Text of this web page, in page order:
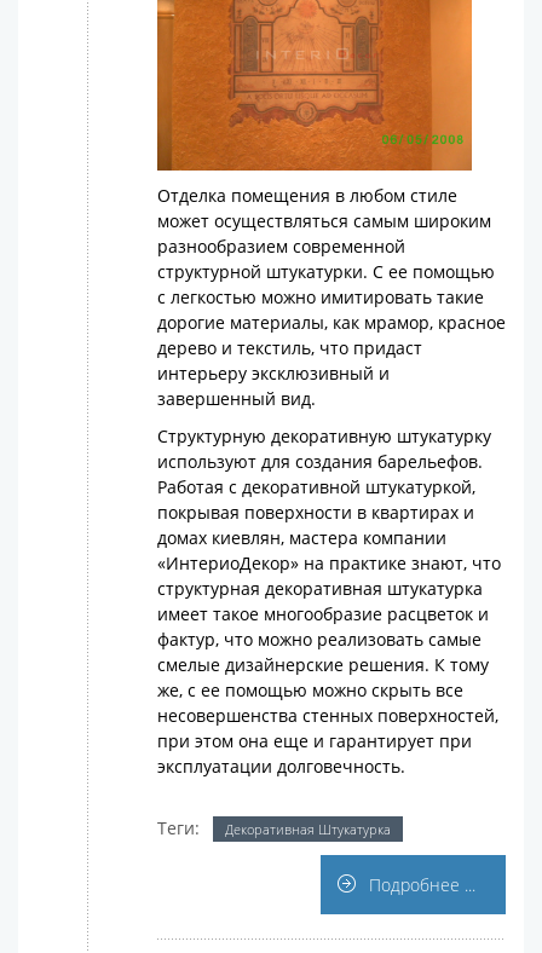
Отделка помещения в любом стиле
может осуществляться самым широким
разнообразием современной
структурной штукатурки. С ее помощью
с легкостью можно имитировать такие
дорогие материалы, как мрамор, красное
дерево и текстиль, что придаст
интерьеру эксклюзивный и
завершенный вид.
Структурную декоративную штукатурку
используют для создания барельефов.
Работая с декоративной штукатуркой,
покрывая поверхности в квартирах и
домах киевлян, мастера компании
«ИнтериоДекор» на практике знают, что
структурная декоративная штукатурка
имеет такое многообразие расцветок и
фактур, что можно реализовать самые
смелые дизайнерские решения. К тому
же, с ее помощью можно скрыть все
несовершенства стенных поверхностей,
при этом она еще и гарантирует при
эксплуатации долговечность.
Теги: Декоративная Штукатурка
Подробнее ...